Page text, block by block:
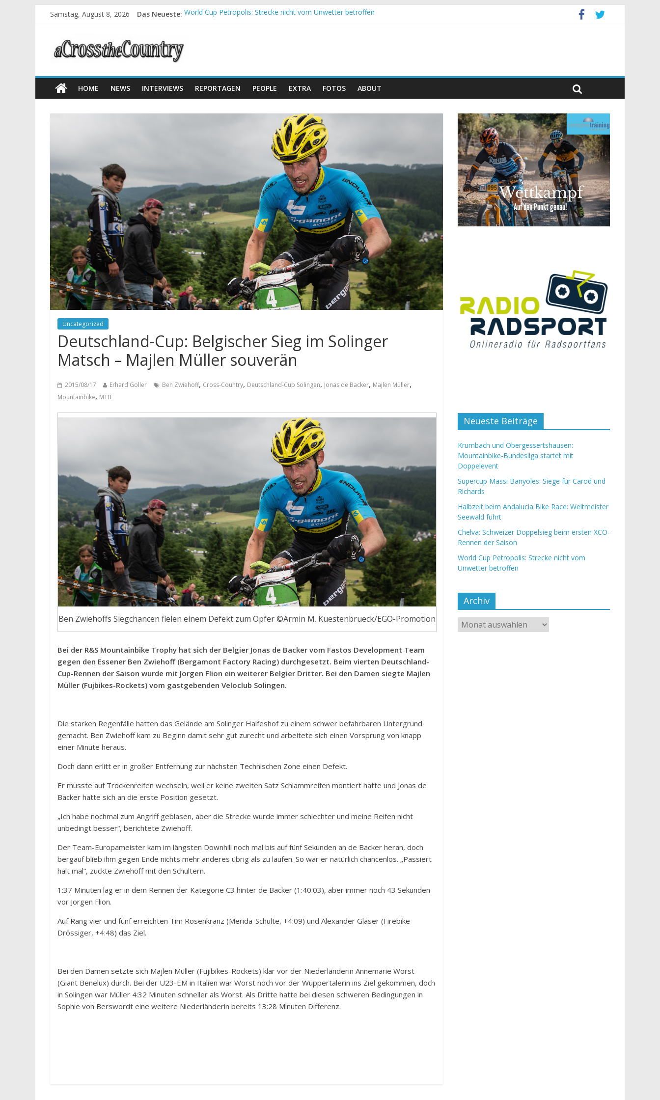
Samstag, August 8, 2026 Das Neueste: World Cup Petropolis: Strecke nicht vom Unwetter betroffen
HOME NEWS INTERVIEWS REPORTAGEN PEOPLE EXTRA FOTOS ABOUT
Uncategorized
Deutschland-Cup: Belgischer Sieg im Solinger
Matsch – Majlen Müller souverän
2015/08/17 Erhard Goller Ben Zwiehoff, Cross-Country, Deutschland-Cup Solingen, Jonas de Backer, Majlen Müller,
Mountainbike, MTB
Ben Zwiehoffs Siegchancen fielen einem Defekt zum Opfer ©Armin M. Kuestenbrueck/EGO-Promotion
Bei der R&S Mountainbike Trophy hat sich der Belgier Jonas de Backer vom Fastos Development Team
gegen den Essener Ben Zwiehoff (Bergamont Factory Racing) durchgesetzt. Beim vierten Deutschland-
Cup-Rennen der Saison wurde mit Jorgen Flion ein weiterer Belgier Dritter. Bei den Damen siegte Majlen
Müller (Fujbikes-Rockets) vom gastgebenden Veloclub Solingen.
Die starken Regenfälle hatten das Gelände am Solinger Halfeshof zu einem schwer befahrbaren Untergrund
gemacht. Ben Zwiehoff kam zu Beginn damit sehr gut zurecht und arbeitete sich einen Vorsprung von knapp
einer Minute heraus.
Doch dann erlitt er in großer Entfernung zur nächsten Technischen Zone einen Defekt.
Er musste auf Trockenreifen wechseln, weil er keine zweiten Satz Schlammreifen montiert hatte und Jonas de
Backer hatte sich an die erste Position gesetzt.
„Ich habe nochmal zum Angriff geblasen, aber die Strecke wurde immer schlechter und meine Reifen nicht
unbedingt besser“, berichtete Zwiehoff.
Der Team-Europameister kam im längsten Downhill noch mal bis auf fünf Sekunden an de Backer heran, doch
bergauf blieb ihm gegen Ende nichts mehr anderes übrig als zu laufen. So war er natürlich chancenlos. „Passiert
halt mal“, zuckte Zwiehoff mit den Schultern.
1:37 Minuten lag er in dem Rennen der Kategorie C3 hinter de Backer (1:40:03), aber immer noch 43 Sekunden
vor Jorgen Flion.
Auf Rang vier und fünf erreichten Tim Rosenkranz (Merida-Schulte, +4:09) und Alexander Gläser (Firebike-
Drössiger, +4:48) das Ziel.
Bei den Damen setzte sich Majlen Müller (Fujibikes-Rockets) klar vor der Niederländerin Annemarie Worst
(Giant Benelux) durch. Bei der U23-EM in Italien war Worst noch vor der Wuppertalerin ins Ziel gekommen, doch
in Solingen war Müller 4:32 Minuten schneller als Worst. Als Dritte hatte bei diesen schweren Bedingungen in
Sophie von Berswordt eine weitere Niederländerin bereits 13:28 Minuten Differenz.
Neueste Beiträge
Krumbach und Obergessertshausen:
Mountainbike-Bundesliga startet mit
Doppelevent
Supercup Massi Banyoles: Siege für Carod und
Richards
Halbzeit beim Andalucia Bike Race: Weltmeister
Seewald führt
Chelva: Schweizer Doppelsieg beim ersten XCO-
Rennen der Saison
World Cup Petropolis: Strecke nicht vom
Unwetter betroffen
Archiv